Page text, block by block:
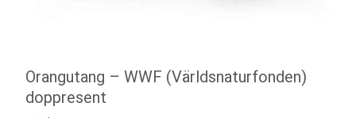
Orangutang – WWF (Världsnaturfonden)
doppresent